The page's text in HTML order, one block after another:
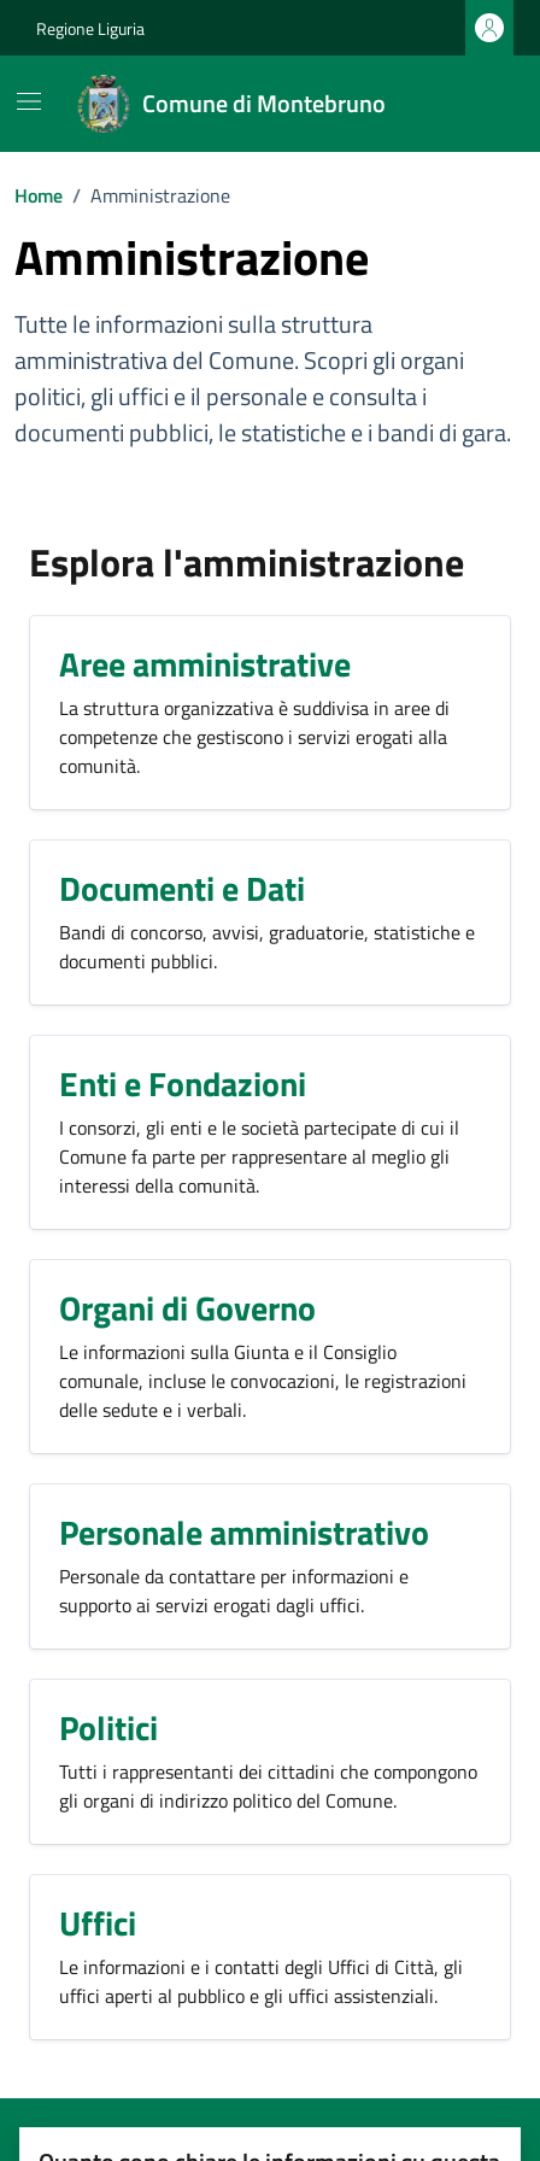
Regione Liguria
Comune di Montebruno
Home / Amministrazione
Amministrazione
Tutte le informazioni sulla struttura
amministrativa del Comune. Scopri gli organi
politici, gli uffici e il personale e consulta i
documenti pubblici, le statistiche e i bandi di gara.
Esplora l'amministrazione
Aree amministrative
La struttura organizzativa è suddivisa in aree di
competenze che gestiscono i servizi erogati alla
comunità.
Documenti e Dati
Bandi di concorso, avvisi, graduatorie, statistiche e
documenti pubblici.
Enti e Fondazioni
I consorzi, gli enti e le società partecipate di cui il
Comune fa parte per rappresentare al meglio gli
interessi della comunità.
Organi di Governo
Le informazioni sulla Giunta e il Consiglio
comunale, incluse le convocazioni, le registrazioni
delle sedute e i verbali.
Personale amministrativo
Personale da contattare per informazioni e
supporto ai servizi erogati dagli uffici.
Politici
Tutti i rappresentanti dei cittadini che compongono
gli organi di indirizzo politico del Comune.
Uffici
Le informazioni e i contatti degli Uffici di Città, gli
uffici aperti al pubblico e gli uffici assistenziali.